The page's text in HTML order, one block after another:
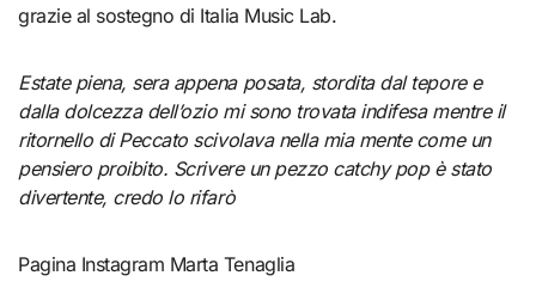
grazie al sostegno di Italia Music Lab.
Estate piena, sera appena posata, stordita dal tepore e
dalla dolcezza dell’ozio mi sono trovata indifesa mentre il
ritornello di Peccato scivolava nella mia mente come un
pensiero proibito. Scrivere un pezzo catchy pop è stato
divertente, credo lo rifarò
Pagina Instagram Marta Tenaglia